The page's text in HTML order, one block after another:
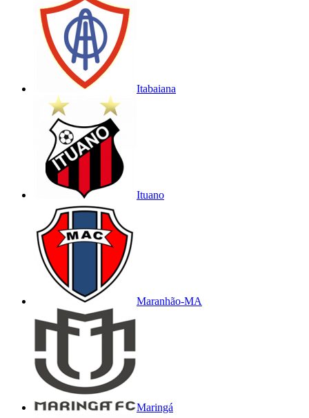
Itabaiana
Ituano
Maranhão-MA
Maringá